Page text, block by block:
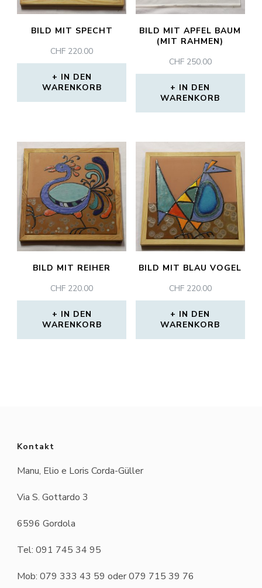
BILD MIT SPECHT
CHF 220.00
IN DEN
WARENKORB
BILD MIT APFEL BAUM
(MIT RAHMEN)
CHF250.00
IN DEN
WARENKORB
BILD MIT REIHER
CHF 220.00
IN DEN
WARENKORB
BILD MIT BLAU VOGEL
CHF220.00
IN DEN
WARENKORB
Kontakt
Manu, Elio e Loris Corda-Güller
Via S. Gottardo 3
6596 Gordola
Tel: 091 745 34 95
Mob: 079 333 43 59 oder 079 715 39 76